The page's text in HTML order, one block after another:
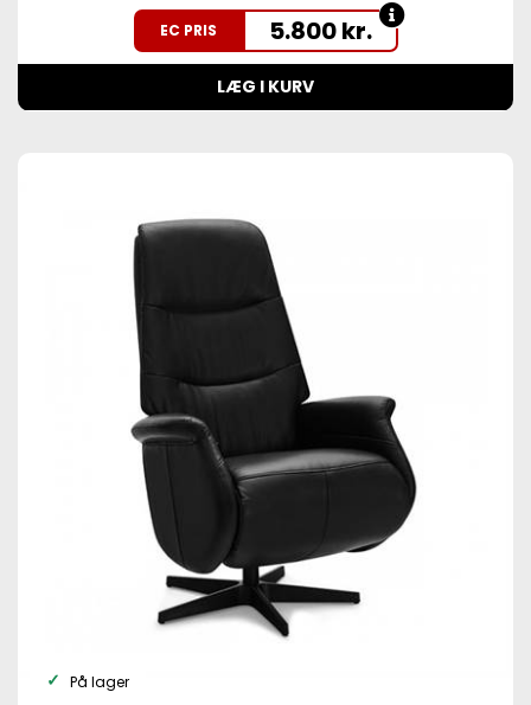
EC PRIS 5.800kr.
LÆG I KURV
På lager